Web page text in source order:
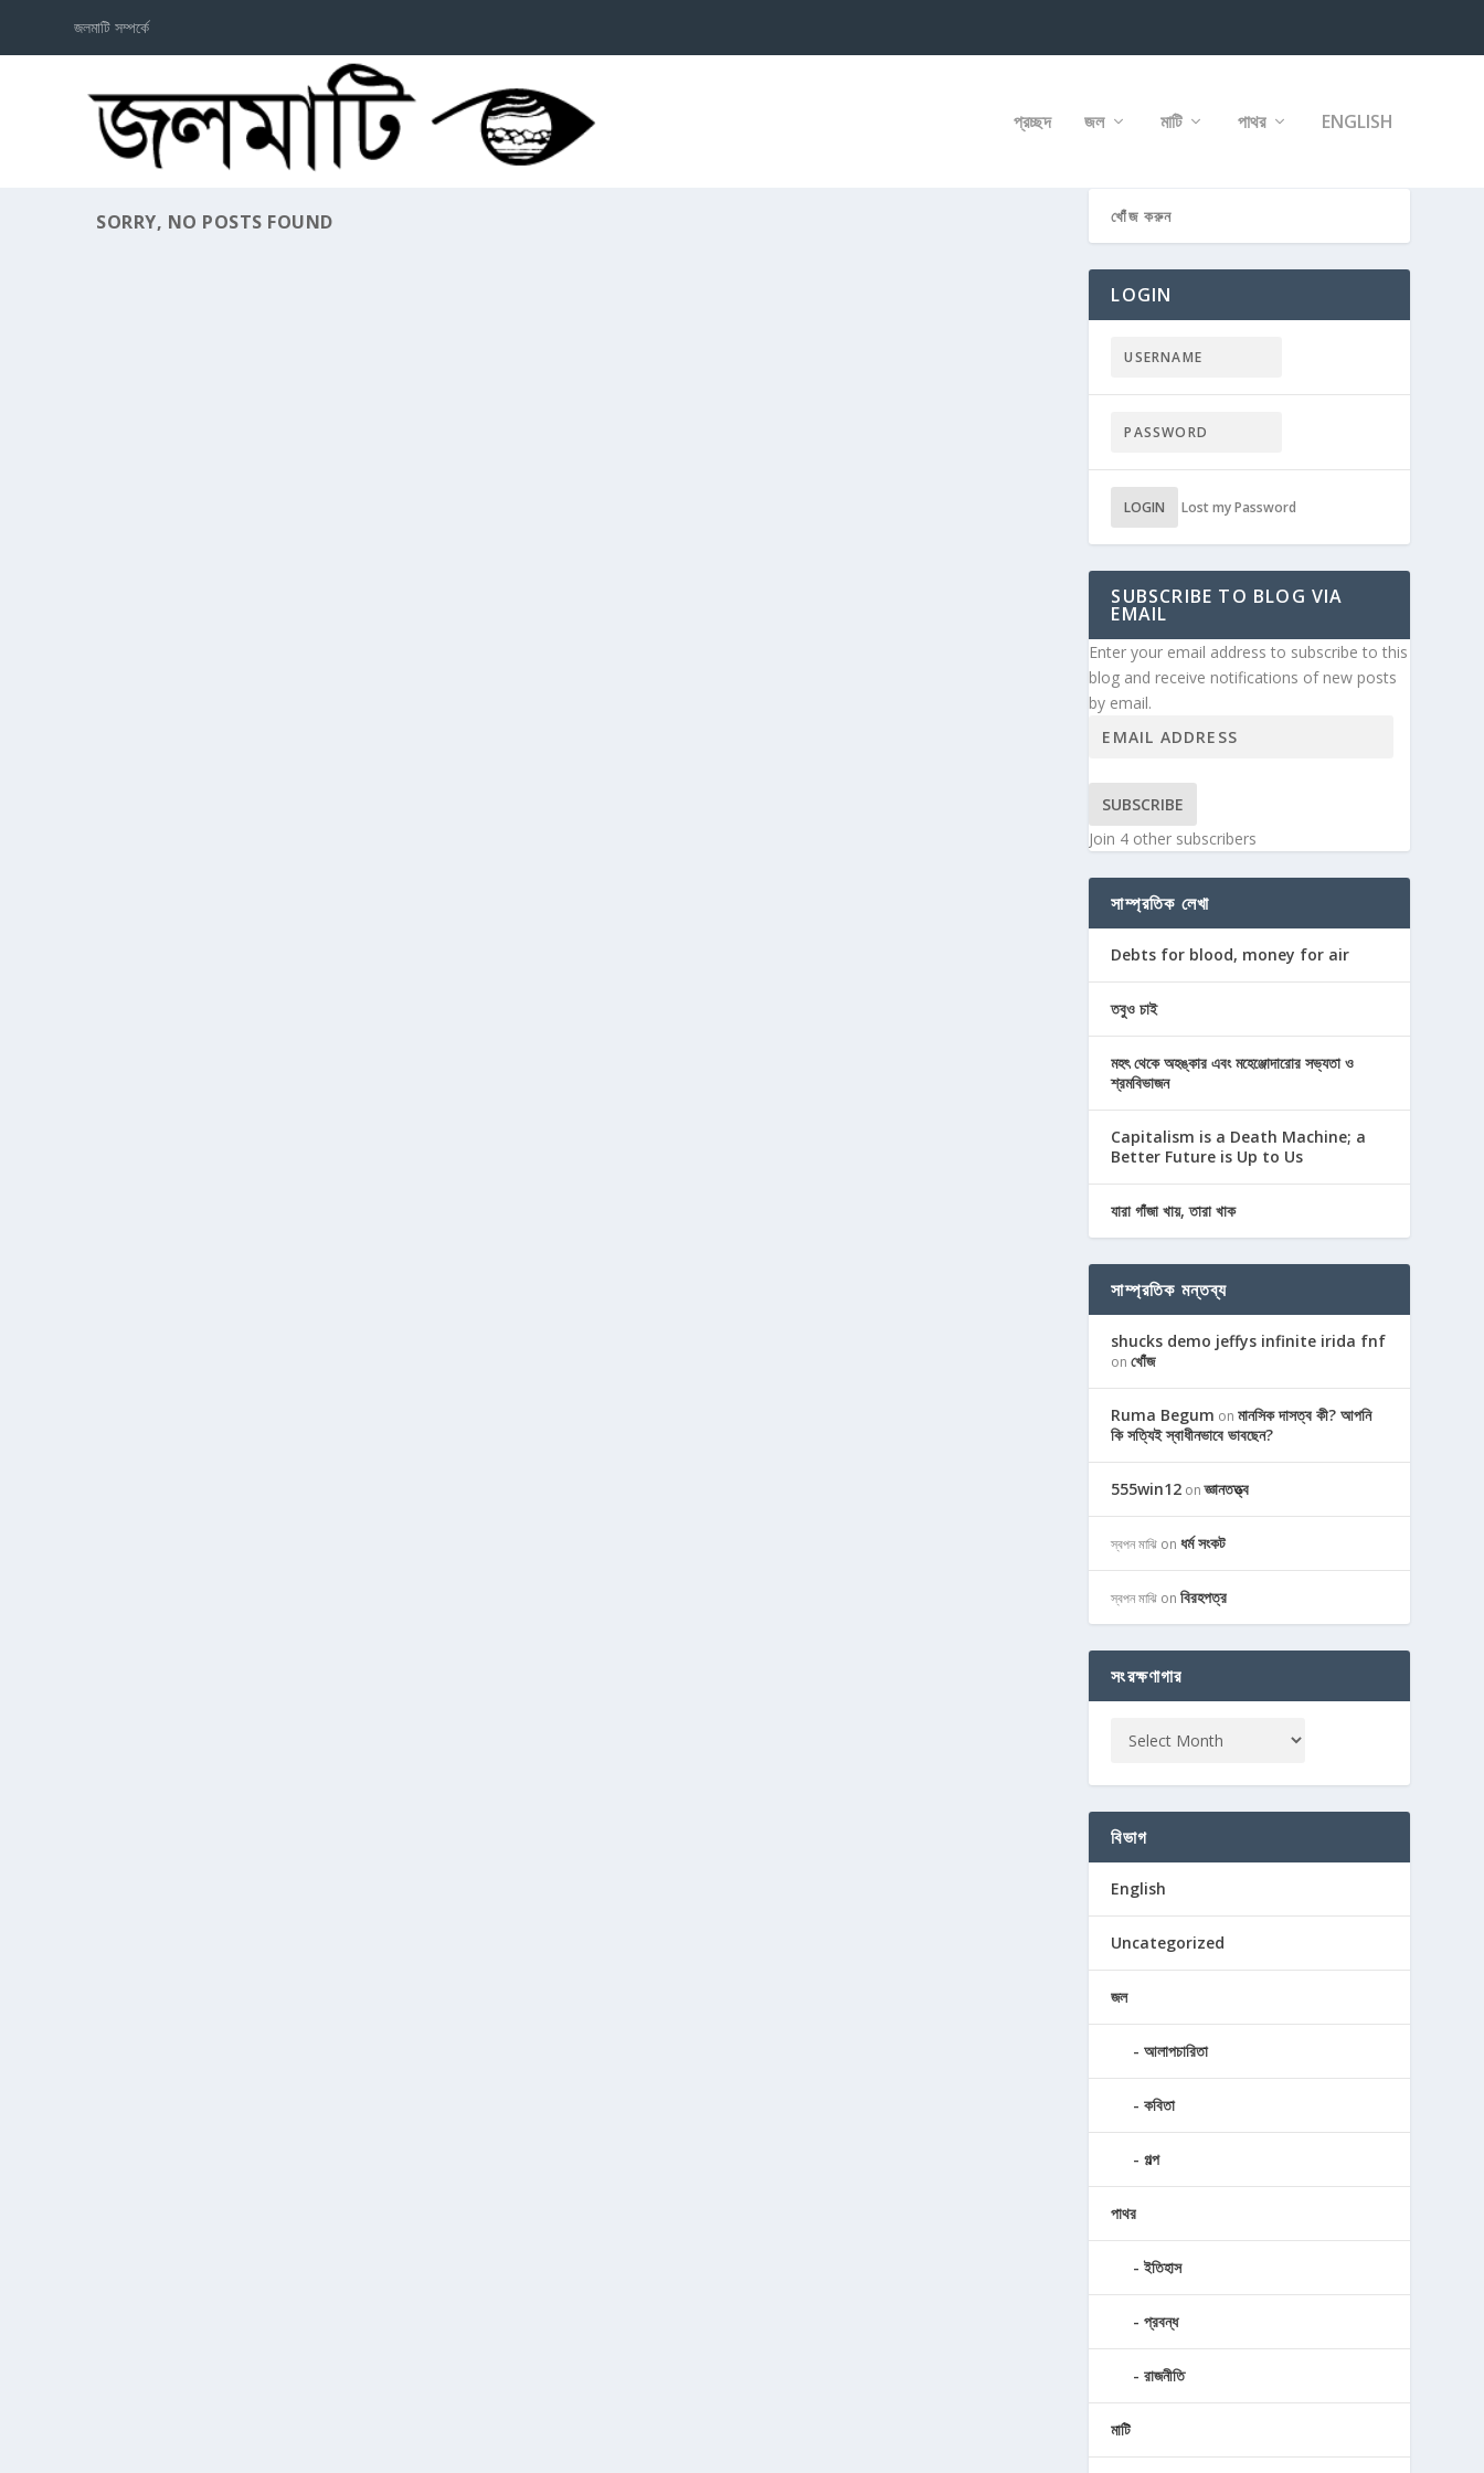
জলমাটি সম্পর্কে
প্রচ্ছদ জল মাটি পাথর ENGLISH
SORRY, NO POSTS FOUND
LOGIN
LOGIN Lost my Password
SUBSCRIBE TO BLOG VIA
EMAIL
Enter your email address to subscribe to this
blog and receive notifications of new posts
by email.
SUBSCRIBE
Join 4 other subscribers
সাম্প্রতিক লেখা
Debts for blood, money for air
তবুও চাই
মহৎ থেকে অহঙ্কার এবং মহেঞ্জোদারোর সভ্যতা ও
শ্রমবিভাজন
Capitalism is a Death Machine; a
Better Future is Up to Us
যারা গাঁজা খায়, তারা খাক
সাম্প্রতিক মন্তব্য
shucks demo jeffys infinite irida fnf
onখোঁজ
Ruma Begum onমানসিক দাসত্ব কী? আপনি
কি সত্যিই স্বাধীনভাবে ভাবছেন?
555win12 onজ্ঞানতত্ত্ব
স্বপন মাঝি onধর্ম সংকট
স্বপন মাঝি onবিরহপত্র
সংরক্ষণাগার
বিভাগ
English
Uncategorized
জল
আলাপচারিতা
কবিতা
গল্প
পাথর
ইতিহাস
প্রবন্ধ
রাজনীতি
মাটি